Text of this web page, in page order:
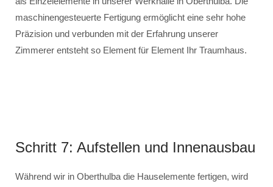
maschinengesteuerte Fertigung ermöglicht eine sehr hohe
Präzision und verbunden mit der Erfahrung unserer
Zimmerer entsteht so Element für Element Ihr Traumhaus.
Schritt 7: Aufstellen und Innenausbau
Während wir in Oberthulba die Hauselemente fertigen, wird